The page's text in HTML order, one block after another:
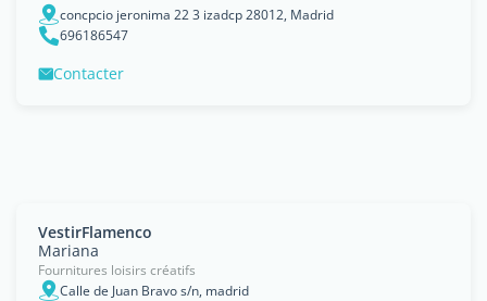
concpcio jeronima 22 3 izadcp 28012, Madrid
696186547
Contacter
VestirFlamenco
Mariana
Fournitures loisirs créatifs
Calle de Juan Bravo s/n, madrid